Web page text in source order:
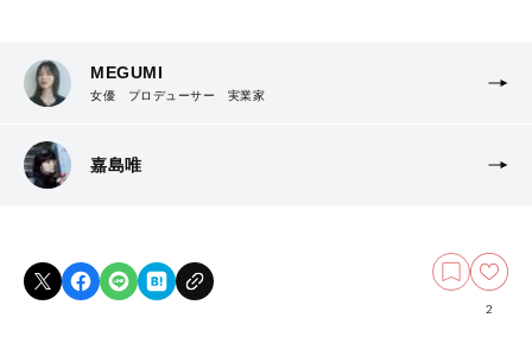
MEGUMI
女優 プロデューサー 実業家
嘉島唯
2